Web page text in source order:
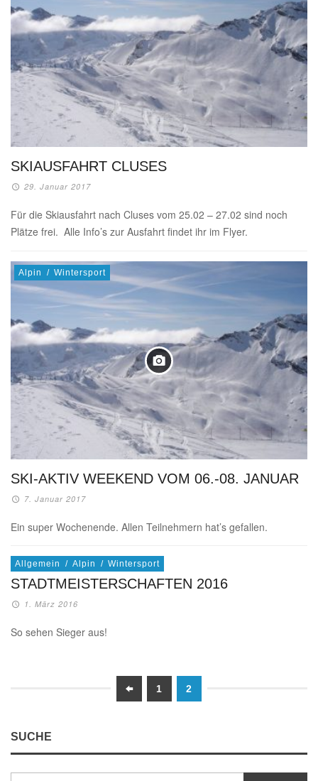
SKIAUSFAHRT CLUSES
29. Januar 2017
Für die Skiausfahrt nach Cluses vom 25.02 – 27.02 sind noch
Plätze frei. Alle Info’s zur Ausfahrt findet ihr im Flyer.
Alpin / Wintersport
SKI-AKTIV WEEKEND VOM 06.-08. JANUAR
7. Januar 2017
Ein super Wochenende. Allen Teilnehmern hat’s gefallen.
Allgemein / Alpin / Wintersport
STADTMEISTERSCHAFTEN 2016
1. März 2016
So sehen Sieger aus!
1 2
SUCHE